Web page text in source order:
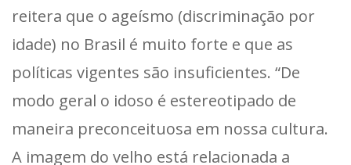
reitera que o ageísmo (discriminação por
idade) no Brasil é muito forte e que as
políticas vigentes são insuficientes. “De
modo geral o idoso é estereotipado de
maneira preconceituosa em nossa cultura.
A imagem do velho está relacionada a